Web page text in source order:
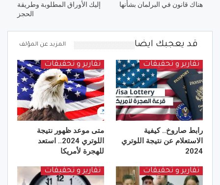
هناك قانون في البرلمان بشأنها
إليك الأوراق المطلوبة وطريقة
الحجز
قد يعجبك ايضا المزيد عن المؤلف
تقارير و تحقيقات
رابط صاروخ.. كيفية
الاستعلام عن نتيجة اللوتري
2024
تقارير و تحقيقات
متى موعد ظهور نتيجة
اللوتري 2024.. استعد
للهجرة لأمريكا
تقارير و تحقيقات تقارير و تحقيقات